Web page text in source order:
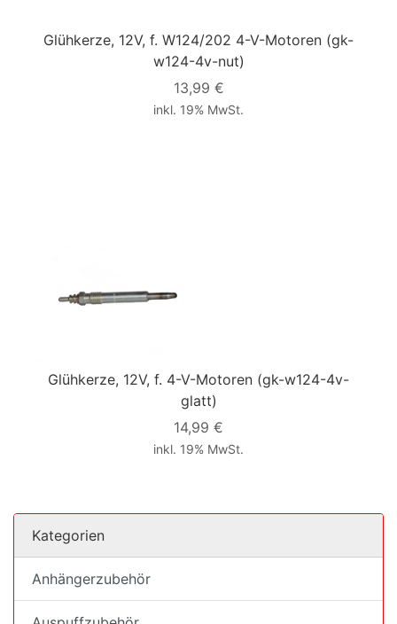
Glühkerze, 12V, f. W124/202 4-V-Motoren (gk-
w124-4v-nut)
13,99 €
inkl. 19% MwSt.
Glühkerze, 12V, f. 4-V-Motoren (gk-w124-4v-
glatt)
14,99 €
inkl. 19% MwSt.
Kategorien
Anhängerzubehör